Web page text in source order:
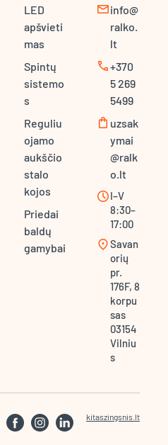
LED
apšvieti
mas
Spintų
sistemo
s
Reguliu
ojamo
aukščio
stalo
kojos
Priedai
baldų
gamybai
mailinfo@
ralko.
lt
call+370
5 269
5499
shopping_bag uzsak
ymai
@ralk
o.lt
scheduleI–V
8:30–
17:00
location_onSavan
orių
pr.
176F, 8
korpu
sas
03154
Vilniu
s
kitaszingsnis.lt